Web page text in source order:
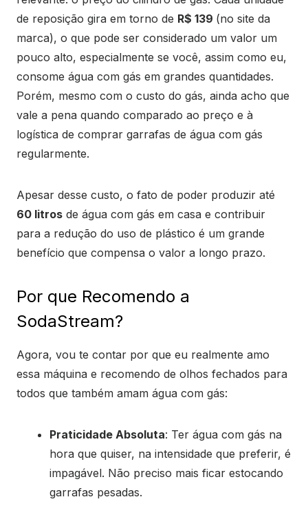
de reposição gira em torno de R$ 139 (no site da
marca), o que pode ser considerado um valor um
pouco alto, especialmente se você, assim como eu,
consome água com gás em grandes quantidades.
Porém, mesmo com o custo do gás, ainda acho que
vale a pena quando comparado ao preço e à
logística de comprar garrafas de água com gás
regularmente.
Apesar desse custo, o fato de poder produzir até
60 litros de água com gás em casa e contribuir
para a redução do uso de plástico é um grande
benefício que compensa o valor a longo prazo.
Por que Recomendo a
SodaStream?
Agora, vou te contar por que eu realmente amo
essa máquina e recomendo de olhos fechados para
todos que também amam água com gás:
Praticidade Absoluta: Ter água com gás na
hora que quiser, na intensidade que preferir, é
impagável. Não preciso mais ficar estocando
garrafas pesadas.